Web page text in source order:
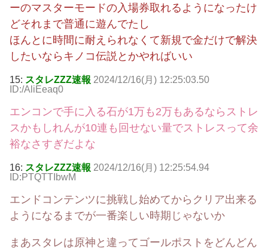
ーのマスターモードの入場券取れるようになったけ
どそれまで普通に遊んでたし
ほんとに時間に耐えられなくて新規で金だけで解決
したいならキノコ伝説とかやればいい
15: スタレZZZ速報 2024/12/16(月) 12:25:03.50
ID:/AliEeaq0
エンコンで手に入る石が1万も2万もあるならストレ
スかもしれんが10連も回せない量でストレスって余
裕なさすぎだよな
16: スタレZZZ速報 2024/12/16(月) 12:25:54.94
ID:PTQTTIbwM
エンドコンテンツに挑戦し始めてからクリア出来る
ようになるまでが一番楽しい時期じゃないか
まあスタレは原神と違ってゴールポストをどんどん